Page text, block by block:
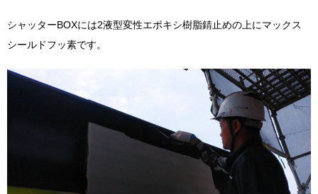
シャッターBOXには2液型変性エポキシ樹脂錆止めの上にマックス
シールドフッ素です。